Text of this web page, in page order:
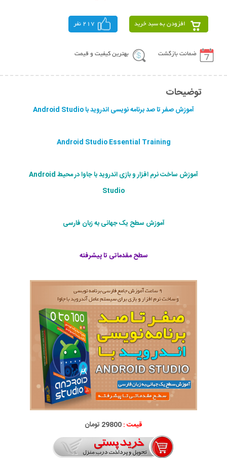
افزودن به سبد خرید 217 نفر
ضمانت بازگشت بهترین کیفیت و قیمت
توضیحات
آموزش صفر تا صد برنامه نویسی اندروید با Android Studio
Android Studio Essential Training
آموزش ساخت نرم افزار و بازی اندروید با جاوا در محیط Android
Studio
آموزش سطح یک جهانی به زبان فارسی
سطح مقدماتی تا پیشرفته
قیمت :29800 تومان